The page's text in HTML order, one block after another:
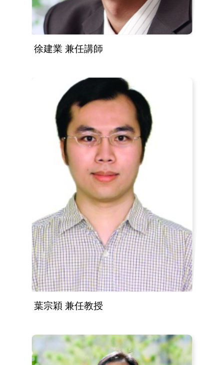
徐建業 兼任講師
葉宗穎 兼任教授